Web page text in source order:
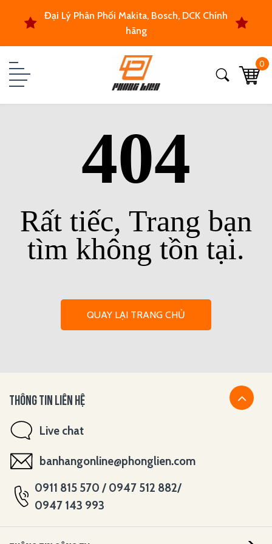
Đại Lý Phân Phối Makita, Bosch, DCK Chính
hãng
0
404
Rất tiếc, Trang bạn
tìm không tồn tại.
QUAY LẠI TRANG CHỦ
THÔNG TIN LIÊN HỆ
Live chat
banhangonline@phonglien.com
0911 815 570 / 0947 512 882/
0947 143 993